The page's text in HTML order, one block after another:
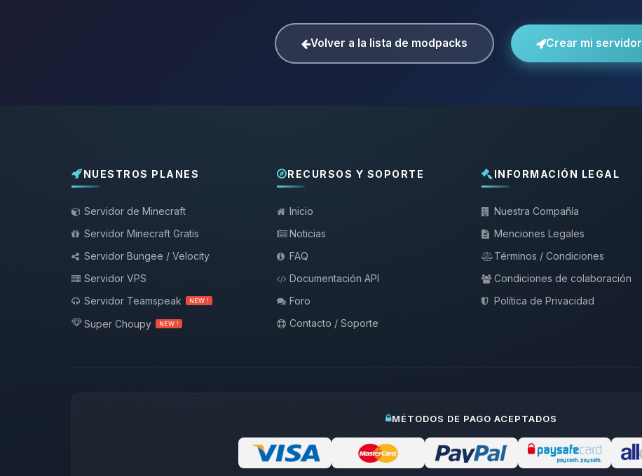
Volver a la lista de modpacks Crear mi servidor
NUESTROS PLANES
Servidor de Minecraft
Servidor Minecraft Gratis
Servidor Bungee / Velocity
Servidor VPS
Servidor Teamspeak
NEW !
Super Choupy NEW !
RECURSOS Y SOPORTE
Inicio
Noticias
FAQ
Documentación API
Foro
Contacto / Soporte
INFORMACIÓN LEGAL
Nuestra Compañía
Menciones Legales
Términos / Condiciones
Condiciones de colaboración
Política de Privacidad
MÉTODOS DE PAGO ACEPTADOS